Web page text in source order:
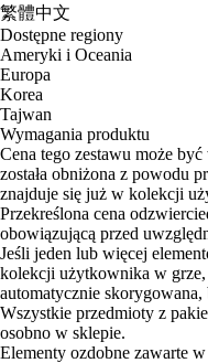
繁體中文
Dostępne regiony
Ameryki i Oceania
Europa
Korea
Tajwan
Wymagania produktu
Cena tego zestawu może
została obniżona z powodu
znajduje się już w kolekcji
Przekreślona cena
obowiązującą przed
Jeśli jeden lub więcej
kolekcji użytkownika w grze,
automatycznie
Wszystkie przedmioty z
osobno w sklepie.
Elementy ozdobne zawarte